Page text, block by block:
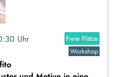
Uhr
Freie Plätze
Workshop